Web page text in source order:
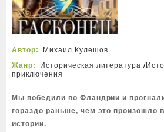
Автор:
Михаил Кулешов
Жанр:
Историческая литература /
приключения
Мы победили во Фландрии и
гораздо раньше, чем это произошло
истории.